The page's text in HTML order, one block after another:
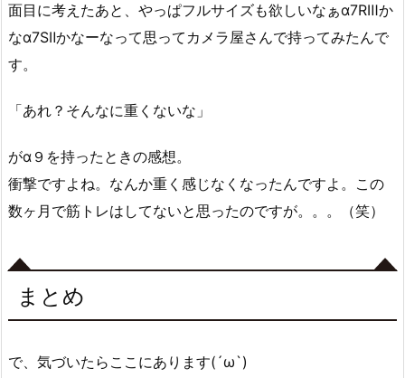
面目に考えたあと、やっぱフルサイズも欲しいなぁα7RⅢか
なα7SⅡかなーなって思ってカメラ屋さんで持ってみたんで
す。
「あれ？そんなに重くないな」
がα９を持ったときの感想。
衝撃ですよね。なんか重く感じなくなったんですよ。この
数ヶ月で筋トレはしてないと思ったのですが。。。（笑）
まとめ
で、気づいたらここにあります(´ω`)